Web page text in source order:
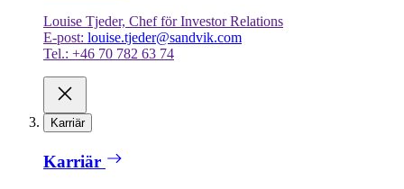
Louise Tjeder, Chef för Investor Relations
E-post: louise.tjeder@sandvik.com
Tel.: +46 70 782 63 74
Karriär
Karriär